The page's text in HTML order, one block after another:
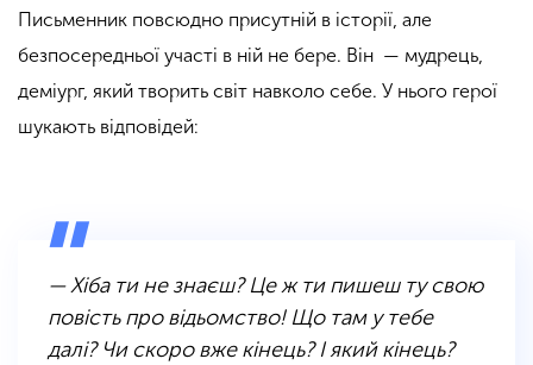
Письменник повсюдно присутній в історії, але
безпосередньої участі в ній не бере. Він — мудрець,
деміург, який творить світ навколо себе. У нього герої
шукають відповідей:
— Хіба ти не знаєш? Це ж ти пишеш ту свою
повість про відьомство! Що там у тебе
далі? Чи скоро вже кінець? І який кінець?